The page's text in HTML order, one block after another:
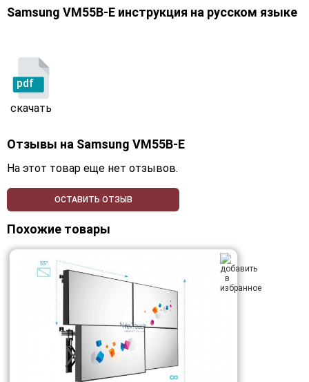
Samsung VM55B-E инструкция на русском языке
pdf
скачать
Отзывы на Samsung VM55B-E
На этот товар еще нет отзывов.
ОСТАВИТЬ ОТЗЫВ
Похожие товары